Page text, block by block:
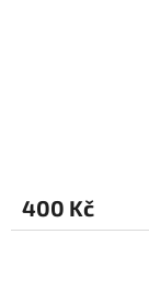
400 Kč